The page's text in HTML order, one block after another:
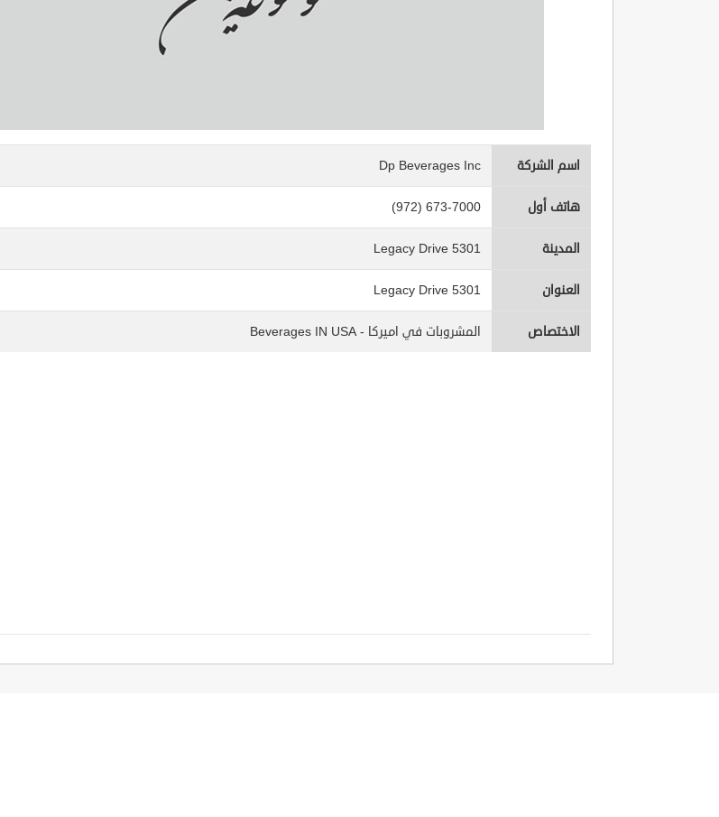
اسم الشركة Dp Beverages Inc
هاتف أول (972) 673-7000
المدينة 5301 Legacy Drive
العنوان 5301 Legacy Drive
الاختصاص المشروبات في اميركا - Beverages IN USA